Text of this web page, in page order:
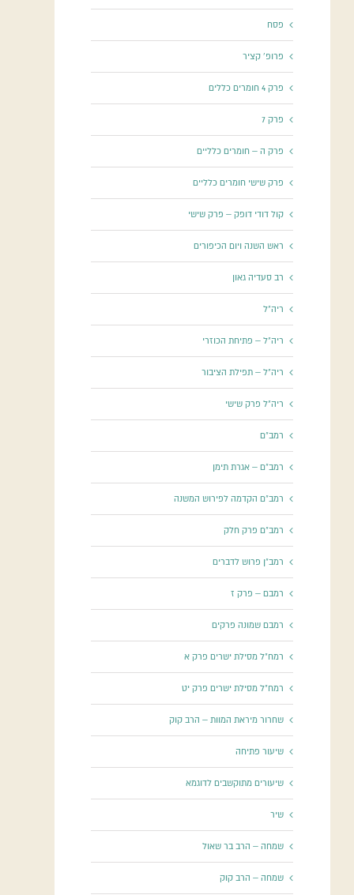
פסח
פרופ' קציר
פרק 4 חומרים כללים
פרק 7
פרק ה – חומרים כלליים
פרק שישי חומרים כלליים
קול דודי דופק – פרק שישי
ראש השנה ויום הכיפורים
רב סעדיה גאון
ריה"ל
ריה"ל – פתיחת הכוזרי
ריה"ל – תפילת הציבור
ריה"ל פרק שישי
רמב"ם
רמב"ם – אגרת תימן
רמב"ם הקדמה לפירוש המשנה
רמב"ם פרק חלק
רמב"ן פרוש לדברים
רמבם – פרק ז
רמבם שמונה פרקים
רמח"ל מסילת ישרים פרק א
רמח"ל מסילת ישרים פרק יט
שחרור מיראת המוות – הרב קוק
שיעור פתיחה
שיעורים מתוקשבים לדוגמא
שיר
שמחה – הרב בר שאול
שמחה – הרב קוק